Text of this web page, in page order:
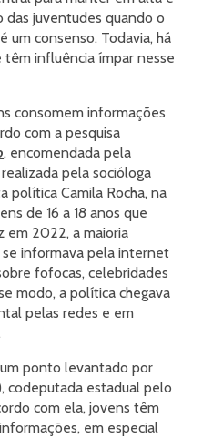
juventudes quando o
um consenso. Todavia, há
influência ímpar nesse
consomem informações
com a pesquisa
, encomendada pela
pela socióloga
política Camila Rocha, na
de 16 a 18 anos que
em 2022, a maioria
informava pela internet
fofocas, celebridades
modo, a política chegava
pelas redes e em
ponto levantado por
codeputada estadual pelo
com ela, jovens têm
em especial